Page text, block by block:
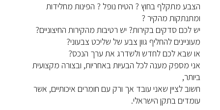
הצבע מתקלף בחוץ ? הטיח נופל ? הפינות מחלידות
ומתנתקות מהקיר ?
יש לכם סדקים בקירות? יש רטיבות מהקירות החיצוניים?
מעוניינים להחליף גוון צבע של שליכט צבעוני?
או שבא לכם לחדש ולשדרג את ערך הנכס?
אני מספק מענה לכל הבעיות באחריות, ובצורה מקצועית
ביותר,
חשוב לציין שאני עובד אך ורק עם חומרים איכותיים, אשר
עומדים בתקן הישראלי.